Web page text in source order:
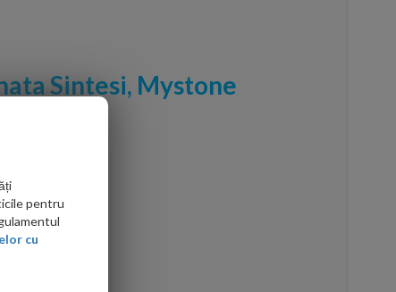
Sintesi, Mystone
pentru
cu